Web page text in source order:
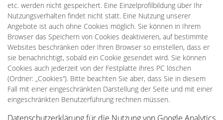
etc. werden nicht gespeichert. Eine Einzelprofilbildung über Ihr
Nutzungsverhalten findet nicht statt. Eine Nutzung unserer
Angebote ist auch ohne Cookies möglich. Sie können in Ihrem
Browser das Speichern von Cookies deaktivieren, auf bestimmte
Websites beschränken oder Ihren Browser so einstellen, dass er
sie benachrichtigt, sobald ein Cookie gesendet wird. Sie können
Cookies auch jederzeit von der Festplatte ihres PC löschen
(Ordner: „Cookies“). Bitte beachten Sie aber, dass Sie in diesem
Fall mit einer eingeschränkten Darstellung der Seite und mit einer
eingeschränkten Benutzerführung rechnen müssen.